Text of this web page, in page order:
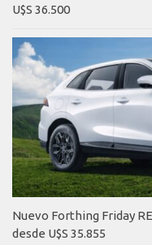
U$S 36.500
Nuevo Forthing Friday
desde U$S 35.855